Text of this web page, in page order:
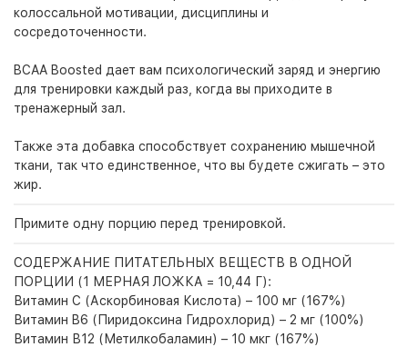
колоссальной мотивации, дисциплины и
сосредоточенности.
BCAA Boosted дает вам психологический заряд и энергию
для тренировки каждый раз, когда вы приходите в
тренажерный зал.
Также эта добавка способствует сохранению мышечной
ткани, так что единственное, что вы будете сжигать – это
жир.
Примите одну порцию перед тренировкой.
СОДЕРЖАНИЕ ПИТАТЕЛЬНЫХ ВЕЩЕСТВ В ОДНОЙ
ПОРЦИИ (1 МЕРНАЯ ЛОЖКА = 10,44 Г):
Витамин С (Аскорбиновая Кислота) – 100 мг (167%)
Витамин B6 (Пиридоксина Гидрохлорид) – 2 мг (100%)
Витамин В12 (Метилкобаламин) – 10 мкг (167%)